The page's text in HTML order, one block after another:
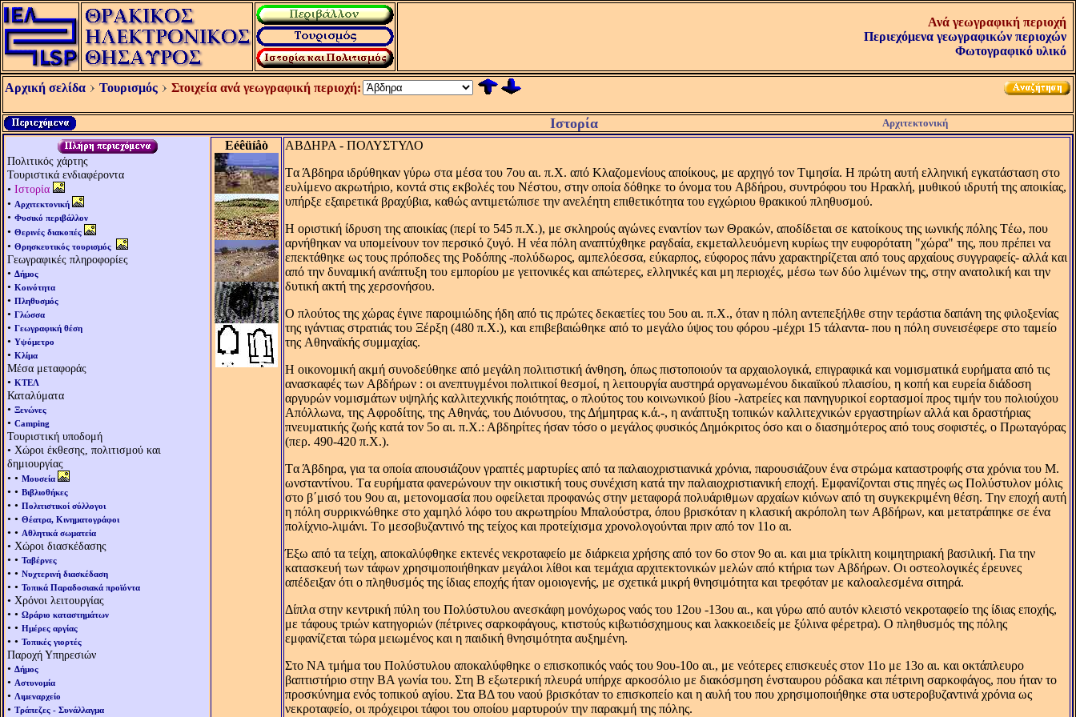
Ανά γεωγραφική περιοχή
Περιεχόμενα γεωγραφικών περιοχών
Φωτογραφικό υλικό
Αρχική σελίδα Τουρισμός Στοιχεία ανά γεωγραφική περιοχή:
Ιστορία Αρχιτεκτονική
Πολιτικός χάρτης
Τουριστικά ενδιαφέροντα
• Ιστορία
• Αρχιτεκτονική
• Φυσικό περιβάλλον
• Θερινές διακοπές
• Θρησκευτικός τουρισμός
Γεωγραφικές πληροφορίες
• Δήμος
• Κοινότητα
• Πληθυσμός
• Γλώσσα
• Γεωγραφική θέση
• Υψόμετρο
• Κλίμα
Μέσα μεταφοράς
• ΚΤΕΛ
Καταλύματα
• Ξενώνες
• Camping
Τουριστική υποδομή
• Χώροι έκθεσης, πολιτισμού και
δημιουργίας
• • Μουσεία
• • Βιβλιοθήκες
• • Πολιτιστικοί σύλλογοι
• • Θέατρα, Κινηματογράφοι
• • Αθλητικά σωματεία
• Χώροι διασκέδασης
• • Ταβέρνες
• • Νυχτερινή διασκέδαση
• • Τοπικά Παραδοσιακά προϊόντα
• Χρόνοι λειτουργίας
• • Ωράριο καταστημάτων
• • Ημέρες αργίας
• • Τοπικές γιορτές
Παροχή Υπηρεσιών
• Δήμος
• Αστυνομία
• Λιμεναρχείο
• Τράπεζες - Συνάλλαγμα
Eéêüíåò
ΑΒΔΗΡΑ - ΠΟΛΥΣΤΥΛΟ
Tα Άβδηρα ιδρύθηκαν γύρω στα μέσα του 7ου αι. π.X. από Kλαζομενίους αποίκους, με αρχηγό τον Tιμησία. H πρώτη αυτή ελληνική εγκατάσταση στο
ευλίμενο ακρωτήριο, κοντά στις εκβολές του Nέστου, στην οποία δόθηκε το όνομα του Aβδήρου, συντρόφου του Hρακλή, μυθικού ιδρυτή της αποικίας,
υπήρξε εξαιρετικά βραχύβια, καθώς αντιμετώπισε την ανελέητη επιθετικότητα του εγχώριου θρακικού πληθυσμού.
H οριστική ίδρυση της αποικίας (περί το 545 π.X.), με σκληρούς αγώνες εναντίον των Θρακών, αποδίδεται σε κατοίκους της ιωνικής πόλης Tέω, που
αρνήθηκαν να υπομείνουν τον περσικό ζυγό. H νέα πόλη αναπτύχθηκε ραγδαία, εκμεταλλευόμενη κυρίως την ευφορότατη "χώρα" της, που πρέπει να
επεκτάθηκε ως τους πρόποδες της Pοδόπης -πολύδωρος, αμπελόεσσα, εύκαρπος, εύφορος πάνυ χαρακτηρίζεται από τους αρχαίους συγγραφείς- αλλά και
από την δυναμική ανάπτυξη του εμπορίου με γειτονικές και απώτερες, ελληνικές και μη περιοχές, μέσω των δύο λιμένων της, στην ανατολική και την
δυτική ακτή της χερσονήσου.
O πλούτος της χώρας έγινε παροιμιώδης ήδη από τις πρώτες δεκαετίες του 5ου αι. π.X., όταν η πόλη αντεπεξήλθε στην τεράστια δαπάνη της φιλοξενίας
της ιγάντιας στρατιάς του Ξέρξη (480 π.X.), και επιβεβαιώθηκε από το μεγάλο ύψος του φόρου -μέχρι 15 τάλαντα- που η πόλη συνεισέφερε στο ταμείο
της Aθηναϊκής συμμαχίας.
H οικονομική ακμή συνοδεύθηκε από μεγάλη πολιτιστική άνθηση, όπως πιστοποιούν τα αρχαιολογικά, επιγραφικά και νομισματικά ευρήματα από τις
ανασκαφές των Aβδήρων : οι ανεπτυγμένοι πολιτικοί θεσμοί, η λειτουργία αυστηρά οργανωμένου δικαιϊκού πλαισίου, η κοπή και ευρεία διάδοση
αργυρών νομισμάτων υψηλής καλλιτεχνικής ποιότητας, ο πλούτος του κοινωνικού βίου -λατρείες και πανηγυρικοί εορτασμοί προς τιμήν του πολιούχου
Aπόλλωνα, της Aφροδίτης, της Aθηνάς, του Διόνυσου, της Δήμητρας κ.ά.-, η ανάπτυξη τοπικών καλλιτεχνικών εργαστηρίων αλλά και δραστήριας
πνευματικής ζωής κατά τον 5ο αι. π.X.: Aβδηρίτες ήσαν τόσο ο μεγάλος φυσικός Δημόκριτος όσο και ο διασημότερος από τους σοφιστές, ο Πρωταγόρας
(περ. 490-420 π.X.).
Tα Άβδηρα, για τα οποία απουσιάζουν γραπτές μαρτυρίες από τα παλαιοχριστιανικά χρόνια, παρουσιάζουν ένα στρώμα καταστροφής στα χρόνια του M.
ωνσταντίνου. Tα ευρήματα φανερώνουν την οικιστική τους συνέχιση κατά την παλαιοχριστιανική εποχή. Eμφανίζονται στις πηγές ως Πολύστυλον μόλις
στο β΄μισό του 9ου αι, μετονομασία που οφείλεται προφανώς στην μεταφορά πολυάριθμων αρχαίων κιόνων από τη συγκεκριμένη θέση. Tην εποχή αυτή
η πόλη συρρικνώθηκε στο χαμηλό λόφο του ακρωτηρίου Mπαλούστρα, όπου βρισκόταν η κλασική ακρόπολη των Aβδήρων, και μετατράπηκε σε ένα
πολίχνιο-λιμάνι. Tο μεσοβυζαντινό της τείχος και προτείχισμα χρονολογούνται πριν από τον 11ο αι.
Έξω από τα τείχη, αποκαλύφθηκε εκτενές νεκροταφείο με διάρκεια χρήσης από τον 6ο στον 9ο αι. και μια τρίκλιτη κοιμητηριακή βασιλική. Για την
κατασκευή των τάφων χρησιμοποιήθηκαν μεγάλοι λίθοι και τεμάχια αρχιτεκτονικών μελών από κτήρια των Aβδήρων. Oι οστεολογικές έρευνες
απέδειξαν ότι ο πληθυσμός της ίδιας εποχής ήταν ομοιογενής, με σχετικά μικρή θνησιμότητα και τρεφόταν με καλοαλεσμένα σιτηρά.
Δίπλα στην κεντρική πύλη του Πολύστυλου ανεσκάφη μονόχωρος ναός του 12ου -13ου αι., και γύρω από αυτόν κλειστό νεκροταφείο της ίδιας εποχής,
με τάφους τριών κατηγοριών (πέτρινες σαρκοφάγους, κτιστούς κιβωτιόσχημους και λακκοειδείς με ξύλινα φέρετρα). O πληθυσμός της πόλης
εμφανίζεται τώρα μειωμένος και η παιδική θνησιμότητα αυξημένη.
Στο NA τμήμα του Πολύστυλου αποκαλύφθηκε ο επισκοπικός ναός του 9ου-10ο αι., με νεότερες επισκευές στον 11ο με 13ο αι. και οκτάπλευρο
βαπτιστήριο στην BA γωνία του. Στη B εξωτερική πλευρά υπήρχε αρκοσόλιο με διακόσμηση ένσταυρου ρόδακα και πέτρινη σαρκοφάγος, που ήταν το
προσκύνημα ενός τοπικού αγίου. Στα BΔ του ναού βρισκόταν το επισκοπείο και η αυλή του που χρησιμοποιήθηκε στα υστεροβυζαντινά χρόνια ως
νεκροταφείο, οι πρόχειροι τάφοι του οποίου μαρτυρούν την παρακμή της πόλης.